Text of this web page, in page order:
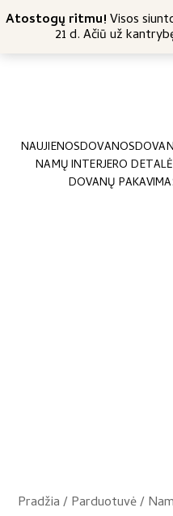
Atostogų ritmu!Visos
21 d. Ačiū už
Nemokamas siuntimas
NAUJIENOSDOVANOS
NAMŲ INTERJERO
DOVANŲ
Pradžia/Parduotuvė//